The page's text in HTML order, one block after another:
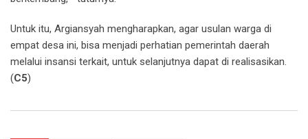
Untuk itu, Argiansyah mengharapkan, agar usulan warga di
empat desa ini, bisa menjadi perhatian pemerintah daerah
melalui insansi terkait, untuk selanjutnya dapat di realisasikan.
(C5)